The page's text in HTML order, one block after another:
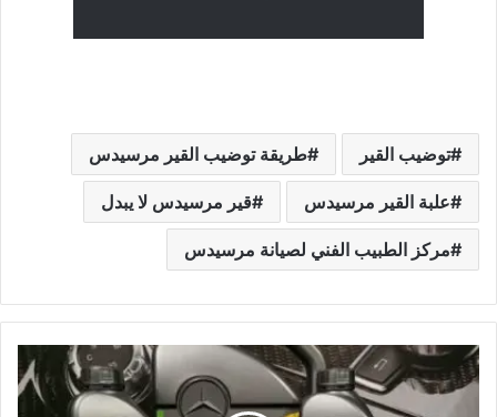
توضيب القير طريقة توضيب القير مرسيدس
علبة القير مرسيدس قير مرسيدس لا يبدل
مركز الطبيب الفني لصيانة مرسيدس
فلتر
زيت